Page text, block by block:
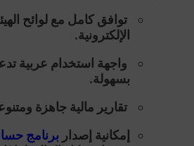
توافق كامل مع لوائح
الإلكترونية.
واجهة استخدام عربية
بسهولة.
تقارير مالية جاهزة
إمكانية إصدار برنامج